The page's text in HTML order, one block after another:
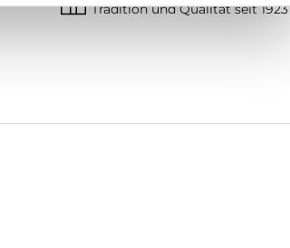
Tradition und Qualität seit